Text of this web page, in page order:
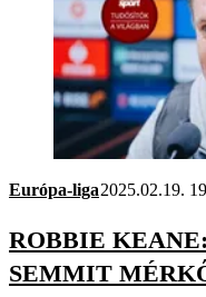
Európa-liga2025.02.19.
ROBBIE
SEMMIT